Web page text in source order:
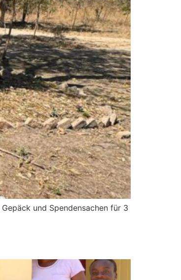
und Spendensachen für 3